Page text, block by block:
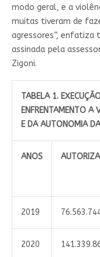
modo geral, e a
muitas tiveram de
agressores”, enfatiza
assinada pela
Zigoni.
TABELA 1.
ENFRENTAMENTO A
E DA AUTONOMIA
ANOS
2019
2020